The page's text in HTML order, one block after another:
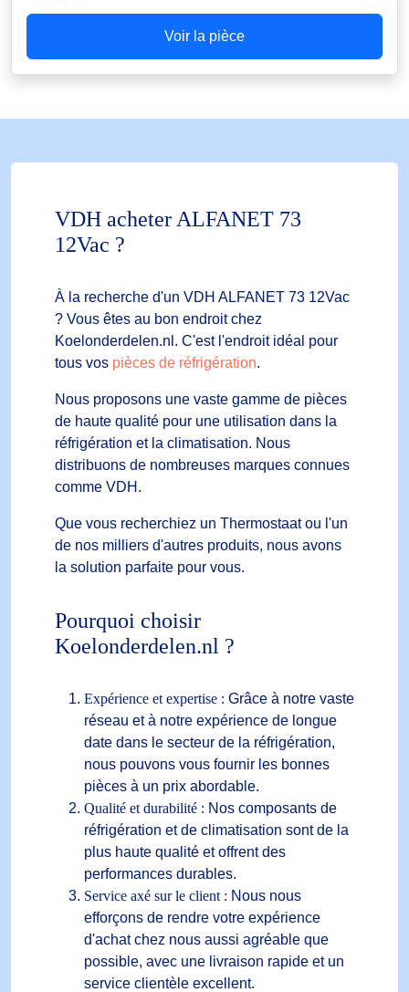
Voir la pièce
VDH acheter ALFANET 73
12Vac ?
À la recherche d'un VDH ALFANET 73 12Vac
? Vous êtes au bon endroit chez
Koelonderdelen.nl. C'est l'endroit idéal pour
tous vos pièces de réfrigération.
Nous proposons une vaste gamme de pièces
de haute qualité pour une utilisation dans la
réfrigération et la climatisation. Nous
distribuons de nombreuses marques connues
comme VDH.
Que vous recherchiez un Thermostaat ou l'un
de nos milliers d'autres produits, nous avons
la solution parfaite pour vous.
Pourquoi choisir
Koelonderdelen.nl ?
Expérience et expertise : Grâce à notre vaste
réseau et à notre expérience de longue
date dans le secteur de la réfrigération,
nous pouvons vous fournir les bonnes
pièces à un prix abordable.
Qualité et durabilité : Nos composants de
réfrigération et de climatisation sont de la
plus haute qualité et offrent des
performances durables.
Service axé sur le client : Nous nous
efforçons de rendre votre expérience
d'achat chez nous aussi agréable que
possible, avec une livraison rapide et un
service clientèle excellent.